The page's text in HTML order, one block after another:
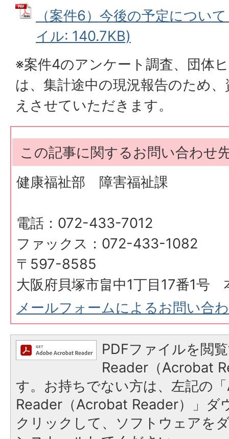
（案件6）今後の予定につい
イル: 140.7KB)
※案件4のアンケート調査、団体
は、集計途中の現況報告のため
えさせていただきます。
この記事に関するお問い合わせ
健康福祉部 障害福祉課
電話：072-433-7012
ファックス：072-433-1082
〒597-8585
大阪府貝塚市畠中1丁目17番1号
メールフォームによるお問い合
PDFファイルを閲
Reader（Acrobat
す。お持ちでない方は、左記の
Reader（Acrobat Reader）」ダ
クリックして、ソフトウェアを